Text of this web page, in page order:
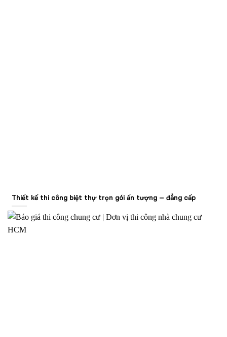
Thiết kế thi công biệt thự trọn gói ấn tượng – đẳng cấp